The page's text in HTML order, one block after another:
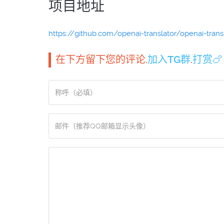
项目地址
https://github.com/openai-translator/openai-
在下方留下您的评论.加入TG群.打赏🍗